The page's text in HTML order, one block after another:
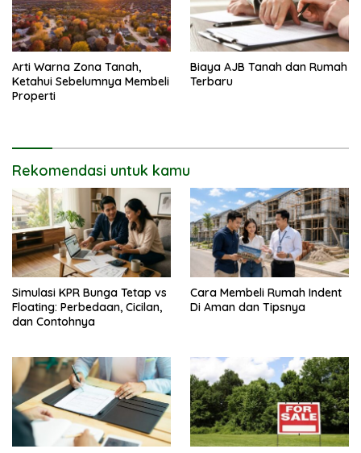
Arti Warna Zona Tanah,
Ketahui Sebelumnya Membeli
Properti
Biaya AJB Tanah dan Rumah
Terbaru
Rekomendasi untuk kamu
Simulasi KPR Bunga Tetap vs
Floating: Perbedaan, Cicilan,
dan Contohnya
Cara Membeli Rumah Indent
Di Aman dan Tipsnya